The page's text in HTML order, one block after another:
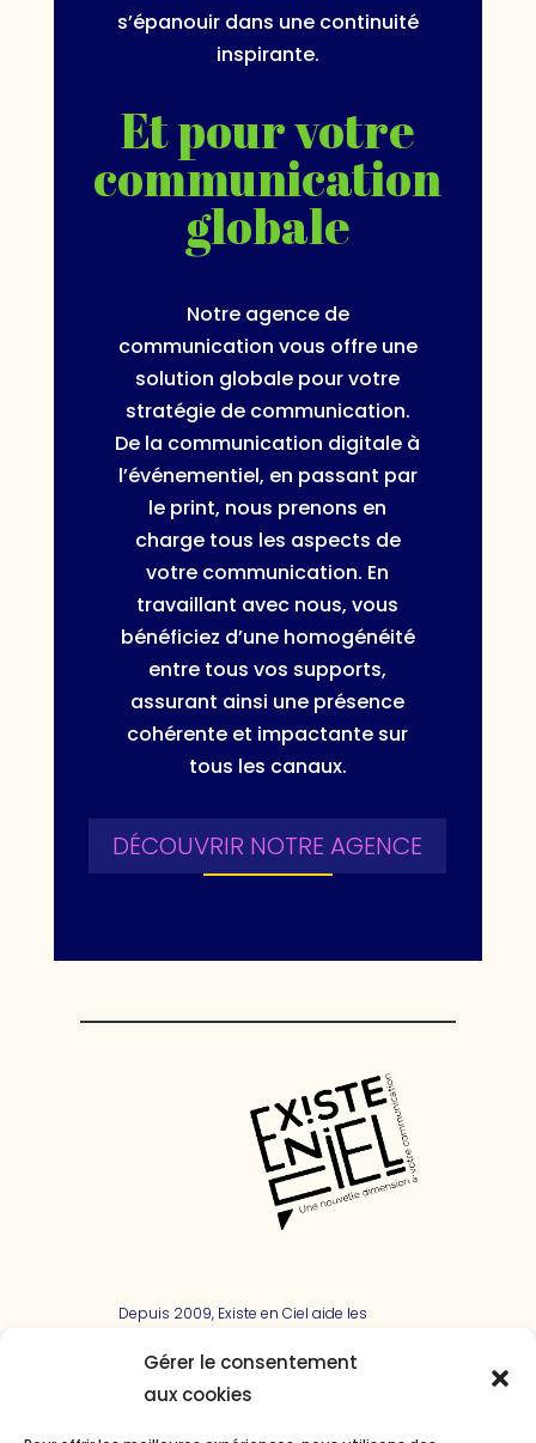
Gérer le consentement
aux cookies
s’épanouir dans une continuité
inspirante.
Et pour votre
communication
globale
Notre agence de
communication vous offre une
solution globale pour votre
stratégie de communication.
De la communication digitale à
l’événementiel, en passant par
le print, nous prenons en
charge tous les aspects de
votre communication. En
travaillant avec nous, vous
bénéficiez d’une homogénéité
entre tous vos supports,
assurant ainsi une présence
cohérente et impactante sur
tous les canaux.
DÉCOUVRIR NOTRE AGENCE
Depuis 2009, Existe en Ciel aide les
canaux. Mais soyons honnêtes, ça
nous nous sommes focalisés sur